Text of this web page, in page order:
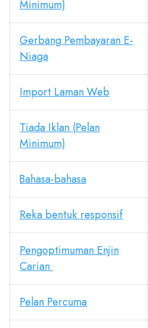
Minimum)
Gerbang Pembayaran E-
Niaga
Import Laman Web
Tiada Iklan (Pelan
Minimum)
Bahasa-bahasa
Reka bentuk responsif
Pengoptimuman Enjin
Carian
Pelan Percuma